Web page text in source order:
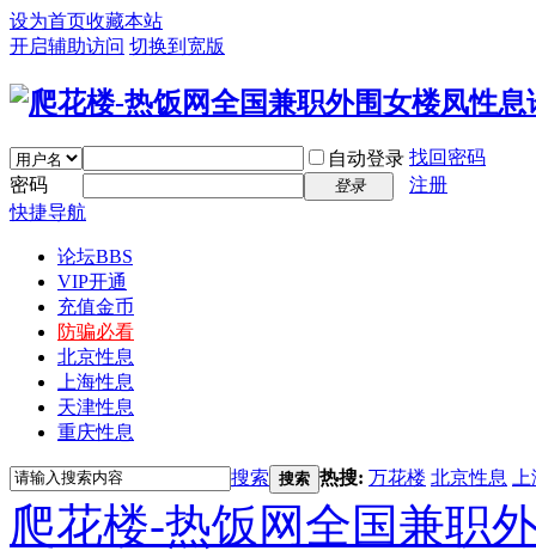
设为首页收藏本站
开启辅助访问 切换到宽版
自动登录 找回密码
密码
登录
注册
快捷导航
论坛BBS
VIP开通
充值金币
防骗必看
北京性息
上海性息
天津性息
重庆性息
搜索 搜索 热搜: 万花楼 北京性息
爬花楼-热饭网全国兼职